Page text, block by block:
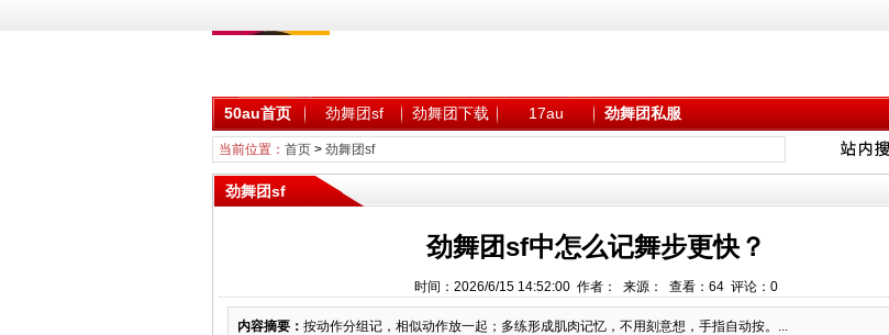
50au首页 劲舞团sf 劲舞团下载 17au 劲舞团私服
当前位置： 首页> 劲舞团sf
劲舞团sf
劲舞团sf中怎么记舞步更快？
时间：2026/6/15 14:52:00 作者： 来源： 查看： 64 评论： 0
内容摘要： 按动作分组记，相似动作放一起；多练形成肌肉记忆，不用刻意想，手指自动按。...